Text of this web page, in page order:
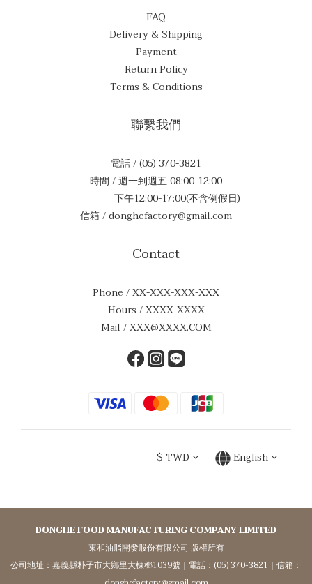
FAQ
Delivery & Shipping
Payment
Return Policy
Terms & Conditions
聯繫我們
電話 / (05) 370-3821
時間 / 週一到週五 08:00-12:00
下午12:00-17:00(不含例假日)
信箱 / donghefactory@gmail.com
Contact
Phone / XX-XXX-XXX-XXX
Hours / XXXX-XXXX
Mail / XXX@XXXX.COM
$ TWD English
DONGHE FOOD MANUFACTURING COMPANY LIMITED
東和油脂開發股份有限公司 版權所有
公司地址：嘉義縣朴子市大鄉里大槺榔1039號｜電話：(05) 370-3821｜信箱：